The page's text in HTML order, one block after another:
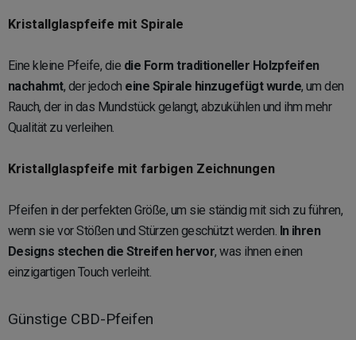
Kristallglaspfeife mit Spirale
Eine kleine Pfeife, die die Form traditioneller Holzpfeifen
nachahmt, der jedoch eine Spirale hinzugefügt wurde, um den
Rauch, der in das Mundstück gelangt, abzukühlen und ihm mehr
Qualität zu verleihen.
Kristallglaspfeife mit farbigen Zeichnungen
Pfeifen in der perfekten Größe, um sie ständig mit sich zu führen,
wenn sie vor Stößen und Stürzen geschützt werden. In ihren
Designs stechen die Streifen hervor, was ihnen einen
einzigartigen Touch verleiht.
Günstige CBD-Pfeifen